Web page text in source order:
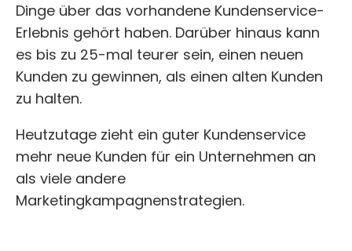
Dinge über das vorhandene Kundenservice-
Erlebnis gehört haben. Darüber hinaus kann
es bis zu 25-mal teurer sein, einen neuen
Kunden zu gewinnen, als einen alten Kunden
zu halten.
Heutzutage zieht ein guter Kundenservice
mehr neue Kunden für ein Unternehmen an
als viele andere
Marketingkampagnenstrategien.